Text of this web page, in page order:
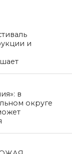
и
в
округе